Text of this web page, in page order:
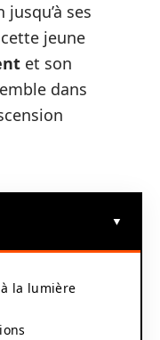
ses
jeune
et son
dans
la lumière